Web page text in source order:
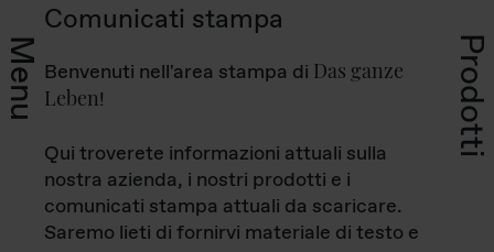
Menu Prodotti
Comunicati stampa
Benvenuti nell'area stampa di Das ganze
Leben!
Qui troverete informazioni attuali sulla
nostra azienda, i nostri prodotti e i
comunicati stampa attuali da scaricare.
Saremo lieti di fornirvi materiale di testo e